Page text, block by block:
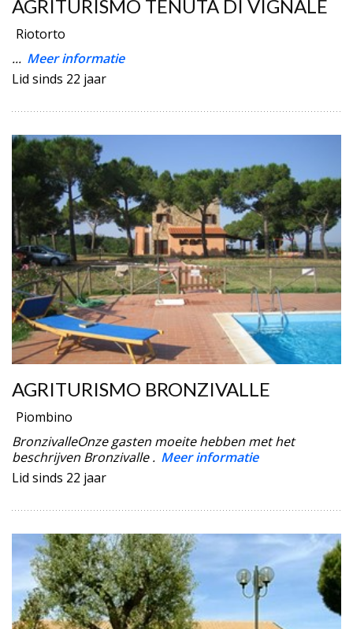
AGRITURISMO TENUTA DI VIGNALE
Riotorto
... Meer informatie
Lid sinds 22 jaar
AGRITURISMO BRONZIVALLE
Piombino
BronzivalleOnze gasten moeite hebben met het
beschrijven Bronzivalle . Meer informatie
Lid sinds 22 jaar